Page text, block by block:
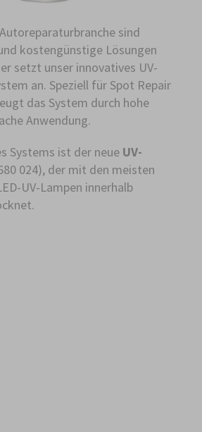
sind
und kostengünstige Lösungen
setzt unser innovatives UV-
an. Speziell für Spot Repair
das System durch hohe
Anwendung.
Systems ist der neue UV-
024), der mit den meisten
UV-Lampen innerhalb